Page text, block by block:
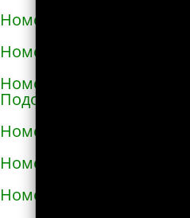
Номера телефонов
Номера телефонов
Номера телефонов
Подольском
Номера телефонов
Номера телефонов
Номера телефонов